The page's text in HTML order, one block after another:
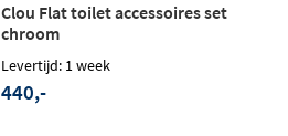
Clou Flat toilet accessoires set
chroom
Levertijd: 1 week
440,-